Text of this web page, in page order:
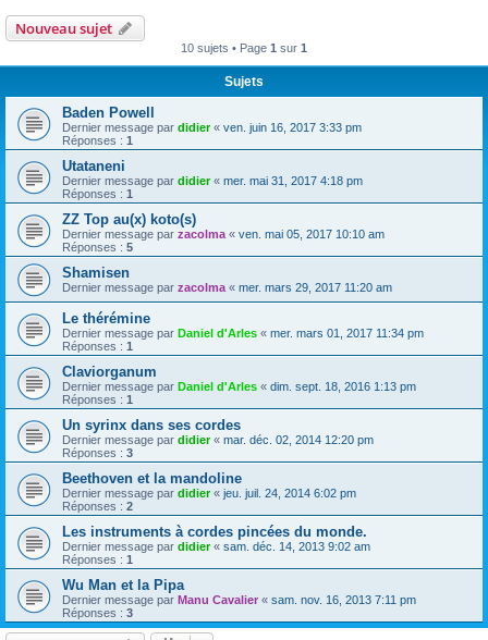
Nouveau sujet
10 sujets • Page 1 sur 1
Sujets
Baden Powell
Dernier message par didier« ven. juin 16, 2017 3:33 pm
Réponses : 1
Utataneni
Dernier message par didier« mer. mai 31, 2017 4:18 pm
Réponses : 1
ZZ Top au(x) koto(s)
Dernier message par zacolma « ven. mai 05, 2017 10:10 am
Réponses : 5
Shamisen
Dernier message par zacolma « mer. mars 29, 2017 11:20 am
Le thérémine
Dernier message par Daniel d'Arles « mer. mars 01, 2017 11:34 pm
Réponses : 1
Claviorganum
Dernier message par Daniel d'Arles « dim. sept. 18, 2016 1:13 pm
Réponses : 1
Un syrinx dans ses cordes
Dernier message par didier« mar. déc. 02, 2014 12:20 pm
Réponses : 3
Beethoven et la mandoline
Dernier message par didier« jeu. juil. 24, 2014 6:02 pm
Réponses : 2
Les instruments à cordes pincées du monde.
Dernier message par didier« sam. déc. 14, 2013 9:02 am
Réponses : 1
Wu Man et la Pipa
Dernier message par Manu Cavalier « sam. nov. 16, 2013 7:11 pm
Réponses : 3